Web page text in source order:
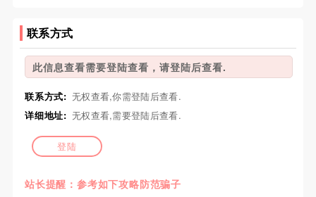
联系方式
此信息查看需要登陆查看，请登陆后查看.
联系方式: 无权查看,你需登陆后查看.
详细地址: 无权查看,需要登陆后查看.
登陆
站长提醒：参考如下攻略防范骗子